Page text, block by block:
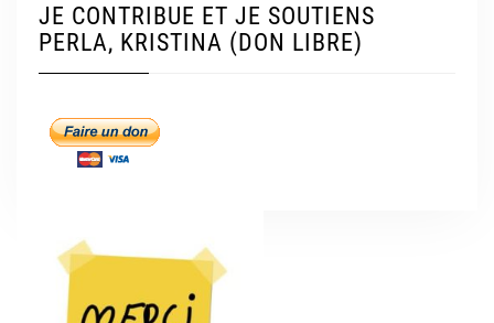
JE CONTRIBUE ET JE SOUTIENS
PERLA, KRISTINA (DON LIBRE)